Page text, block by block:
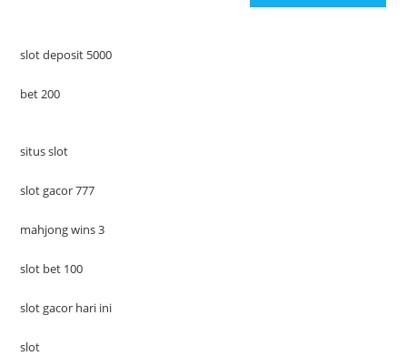
slot deposit 5000
bet 200
situs slot
slot gacor 777
mahjong wins 3
slot bet 100
slot gacor hari ini
slot